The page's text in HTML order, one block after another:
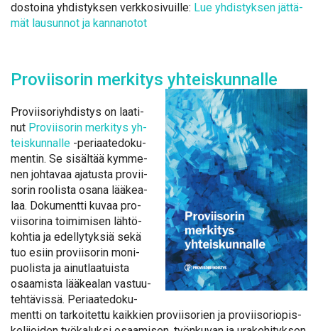
dos­toi­na yh­dis­tyk­sen verk­ko­si­vuil­le: Lue yh­dis­tyk­sen jät­tä­
mät lausun­not ja kan­na­no­tot
Pro­vii­so­rin mer­ki­tys yh­teis­kun­nal­le
Pro­vii­so­riyh­dis­tys on laa­ti­
nut Pro­vii­so­rin mer­ki­tys yh­
teis­kun­nal­le -pe­ri­aa­te­do­ku­
men­tin. Se si­säl­tää kym­me­
nen joh­ta­vaa aja­tus­ta pro­vii­
so­rin roo­lis­ta osa­na lää­kea­
laa. Do­ku­ment­ti ku­vaa pro­
vii­so­ri­na toi­mi­mi­sen läh­tö­
koh­tia ja edel­ly­tyk­siä se­kä
tuo esiin pro­vii­so­rin mo­ni­
puo­lis­ta ja ai­nut­laa­tuis­ta
osaa­mis­ta lää­kea­lan vas­tuu­
teh­tä­vis­sä. Pe­ri­aa­te­do­ku­
ment­ti on tar­koi­tet­tu kaik­kien pro­vii­so­rien ja pro­vii­so­rio­pis­